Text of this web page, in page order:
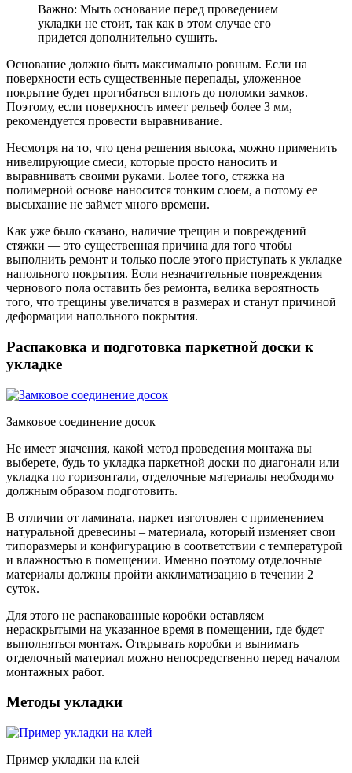
Важно: Мыть основание перед проведением
укладки не стоит, так как в этом случае его
придется дополнительно сушить.
Основание должно быть максимально ровным. Если на
поверхности есть существенные перепады, уложенное
покрытие будет прогибаться вплоть до поломки замков.
Поэтому, если поверхность имеет рельеф более 3 мм,
рекомендуется провести выравнивание.
Несмотря на то, что цена решения высока, можно применить
нивелирующие смеси, которые просто наносить и
выравнивать своими руками. Более того, стяжка на
полимерной основе наносится тонким слоем, а потому ее
высыхание не займет много времени.
Как уже было сказано, наличие трещин и повреждений
стяжки — это существенная причина для того чтобы
выполнить ремонт и только после этого приступать к укладке
напольного покрытия. Если незначительные повреждения
чернового пола оставить без ремонта, велика вероятность
того, что трещины увеличатся в размерах и станут причиной
деформации напольного покрытия.
Распаковка и подготовка паркетной доски к
укладке
Замковое соединение досок
Не имеет значения, какой метод проведения монтажа вы
выберете, будь то укладка паркетной доски по диагонали или
укладка по горизонтали, отделочные материалы необходимо
должным образом подготовить.
В отличии от ламината, паркет изготовлен с применением
натуральной древесины – материала, который изменяет свои
типоразмеры и конфигурацию в соответствии с температурой
и влажностью в помещении. Именно поэтому отделочные
материалы должны пройти акклиматизацию в течении 2
суток.
Для этого не распакованные коробки оставляем
нераскрытыми на указанное время в помещении, где будет
выполняться монтаж. Открывать коробки и вынимать
отделочный материал можно непосредственно перед началом
монтажных работ.
Методы укладки
Пример укладки на клей